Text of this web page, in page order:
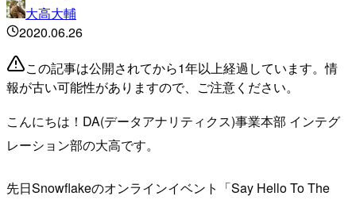
大高大輔
2020.06.26
この記事は公開されてから1年以上経過しています。情
報が古い可能性がありますので、ご注意ください。
こんにちは！DA(データアナリティクス)事業本部 インテグ
レーション部の大高です。
先日Snowflakeのオンラインイベント「Say Hello To The